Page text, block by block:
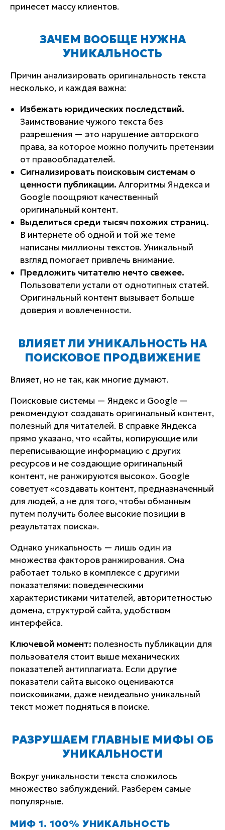
принесет массу клиентов.
ЗАЧЕМ ВООБЩЕ НУЖНА
УНИКАЛЬНОСТЬ
Причин анализировать оригинальность текста
несколько, и каждая важна:
Избежать юридических последствий.
Заимствование чужого текста без
разрешения — это нарушение авторского
права, за которое можно получить претензии
от правообладателей.
Сигнализировать поисковым системам о
ценности публикации. Алгоритмы Яндекса и
Google поощряют качественный
оригинальный контент.
Выделиться среди тысяч похожих страниц.
В интернете об одной и той же теме
написаны миллионы текстов. Уникальный
взгляд помогает привлечь внимание.
Предложить читателю нечто свежее.
Пользователи устали от однотипных статей.
Оригинальный контент вызывает больше
доверия и вовлеченности.
ВЛИЯЕТ ЛИ УНИКАЛЬНОСТЬ НА
ПОИСКОВОЕ ПРОДВИЖЕНИЕ
Влияет, но не так, как многие думают.
Поисковые системы — Яндекс и Google —
рекомендуют создавать оригинальный контент,
полезный для читателей. В справке Яндекса
прямо указано, что «сайты, копирующие или
переписывающие информацию с других
ресурсов и не создающие оригинальный
контент, не ранжируются высоко». Google
советует «создавать контент, предназначенный
для людей, а не для того, чтобы обманным
путем получить более высокие позиции в
результатах поиска».
Однако уникальность — лишь один из
множества факторов ранжирования. Она
работает только в комплексе с другими
показателями: поведенческими
характеристиками читателей, авторитетностью
домена, структурой сайта, удобством
интерфейса.
Ключевой момент: полезность публикации для
пользователя стоит выше механических
показателей антиплагиата. Если другие
показатели сайта высоко оцениваются
поисковиками, даже неидеально уникальный
текст может подняться в поиске.
РАЗРУШАЕМ ГЛАВНЫЕ МИФЫ ОБ
УНИКАЛЬНОСТИ
Вокруг уникальности текста сложилось
множество заблуждений. Разберем самые
популярные.
МИФ 1. 100% УНИКАЛЬНОСТЬ